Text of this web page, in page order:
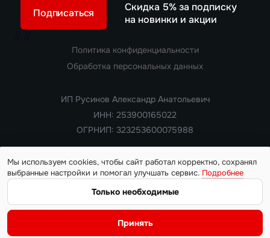
Скидка 5% за подписку
на новинки и акции
Подписаться
Copyright 2018 — 2026. Все права защищены
Информация на сайте носит ознакомительный характер и не
статьи 437 Гражданского кодекса РФ. Цены, характеристики,
наличие автомобилей и условия поставки уточняются у
Политика конфиденциальности
Обработка персональных данных
ИП Русинов Александр Анатольевич
ИНН: 253900165022
ОГРНИП: 323253600075988
Мы используем cookies, чтобы сайт работал корректно, сохранял
выбранные настройки и помогал улучшать сервис. Подробнее
Только необходимые
Принять